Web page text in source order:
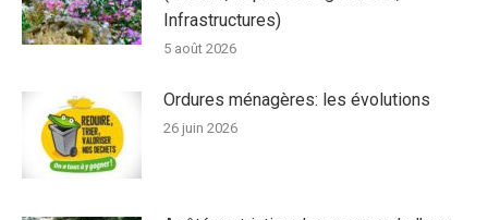
Infrastructures)
5 août 2026
Ordures ménagères: les évolutions
26 juin 2026